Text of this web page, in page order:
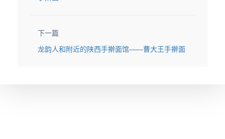
下一篇
龙韵人和附近的陕西手擀面馆——曹大王手擀面